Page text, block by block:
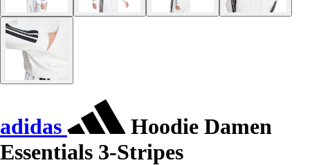
adidas
Hoodie Damen
Essentials 3-Stripes